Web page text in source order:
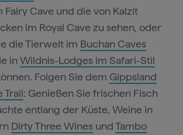
Fairy Cave und die von Kalzit
im Royal Cave zu sehen, oder
die Tierwelt im Buchan Caves
inWildnis-Lodges im Safari-Stil
Folgen Sie dem Gippsland
Trail: Genießen Sie frischen Fisch
entlang der Küste, Weine in
Dirty Three Wines undTambo